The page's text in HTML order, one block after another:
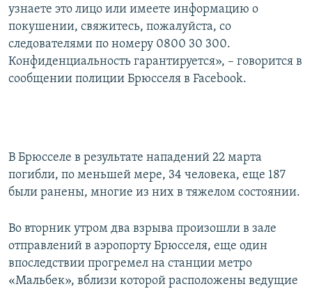
узнаете это лицо или имеете информацию о
покушении, свяжитесь, пожалуйста, со
следователями по номеру 0800 30 300.
Конфиденциальность гарантируется», – говорится в
сообщении полиции Брюсселя в Facebook.
В Брюсселе в результате нападений 22 марта
погибли, по меньшей мере, 34 человека, еще 187
были ранены, многие из них в тяжелом состоянии.
Во вторник утром два взрыва произошли в зале
отправлений в аэропорту Брюсселя, еще один
впоследствии прогремел на станции метро
«Мальбек», вблизи которой расположены ведущие